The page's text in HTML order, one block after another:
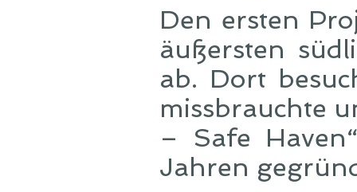
Den ersten
äußersten
ab. Dort
missbrauchte
– Safe
Jahren